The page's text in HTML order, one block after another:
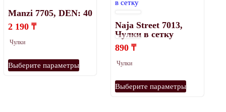
можно
товара.
Manzi 7705, DEN: 40
2 190 ₸
Чулки
Выберите параметрытовар
Naja Street 7013,
Чулки в сетку
890₸
Чулки
Выберите параметрытовар